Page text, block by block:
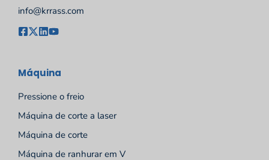
info@krrass.com
Máquina
Pressione o freio
Máquina de corte a laser
Máquina de corte
Máquina de ranhurar em V